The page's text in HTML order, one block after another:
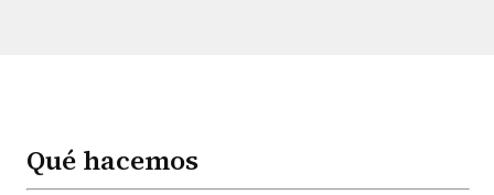
Qué hacemos